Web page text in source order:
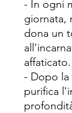
- In ogni
giornata,
dona un
affaticato.
- Dopo la
purifica